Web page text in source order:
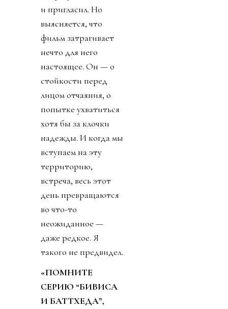
и пригласил. Но
выясняется, что
фильм затрагивает
нечто для него
настоящее. Он — о
стойкости перед
лицом отчаяния, о
попытке ухватиться
хотя бы за клочки
надежды. И когда мы
вступаем на эту
территорию,
встреча, весь этот
день превращаются
во что-то
неожиданное —
даже редкое. Я
такого не предвидел.
«ПОМНИТЕ
СЕРИЮ “БИВИСА
И БАТТХЕДА”,